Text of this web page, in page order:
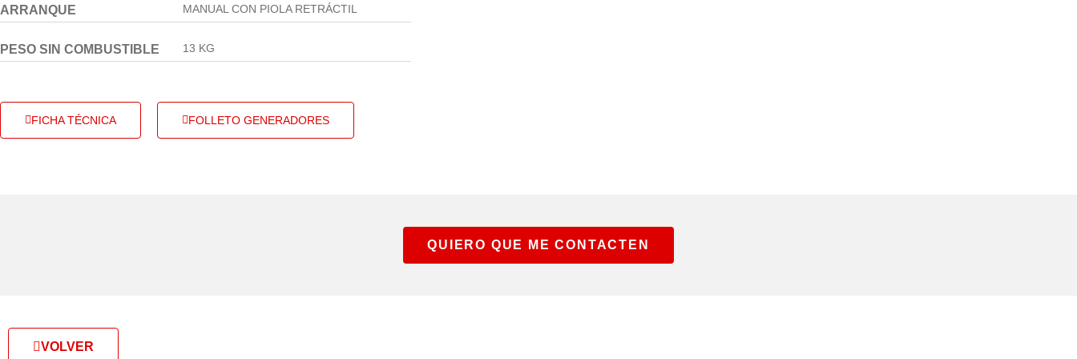
ARRANQUE MANUAL CON PIOLA RETRÁCTIL
PESO SIN COMBUSTIBLE 13 KG
FICHA TÉCNICA FOLLETO GENERADORES
QUIERO QUE ME CONTACTEN
VOLVER